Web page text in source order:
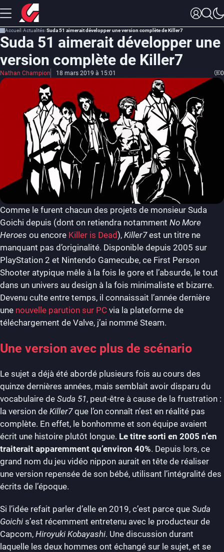
Accueil Actualités Suda 51 aimerait développer une version complète de Killer7
Suda 51 aimerait développer une
version complète de Killer7
Nathan Champion 18 mars 2019 à 15:01 0
Comme le furent chacun des projets de monsieur Suda
Goichi depuis (dont on retiendra notamment No More
Heroes ou encore Killer is Dead), Killer7est un titre ne
manquant pas d’originalité. Disponible depuis 2005 sur
PlayStation 2 et Nintendo Gamecube, ce First Person
Shooter atypique mêle à la fois le gore et l’absurde, le tout
dans un univers au design à la fois minimaliste et bizarre.
Devenu culte entre temps, il connaissait l’année dernière
une nouvelle parution sur PC via la plateforme de
téléchargement de Valve, j’ai nommé Steam.
Une version avec plus de scénario
Le sujet a déjà été abordé plusieurs fois au cours des
quinze dernières années, mais semblait avoir disparu du
vocabulaire de Suda 51, peut-être à cause de la frustration :
la version de Killer7que l’on connaît n’est en réalité pas
complète. En effet, le bonhomme et son équipe avaient
écrit une histoire plutôt longue. Le titre sorti en 2005 n’en
traiterait apparemment qu’environ 40%. Depuis lors, ce
grand nom du jeu vidéo nippon aurait en tête de réaliser
une version repensée de son bébé, utilisant l’intégralité des
écrits de l’époque.
Si l’idée refait parler d’elle en 2019, c’est parce que Suda
Goichi s’est récemment entretenu avec le producteur de
Capcom, Hiroyuki Kobayashi. Une discussion durant
laquelle les deux hommes ont échangé sur le sujet, et se